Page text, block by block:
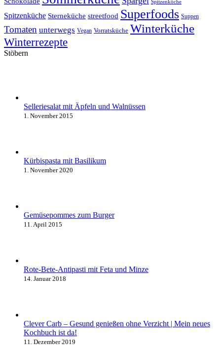
Spitzenköche
Spitzenküche Sterneküche streetfood Superfoods Suppen
Tomaten unterwegs Vegan Vorratsküche Winterküche
Winterrezepte
Stöbern
Selleriesalat mit Äpfeln und Walnüssen
1. November 2015
Kürbispasta mit Basilikum
1. November 2020
Gemüsepommes zum Burger
11. April 2015
Rote-Bete-Antipasti mit Feta und Minze
14. Januar 2018
Clever Carb – Gesund genießen ohne Verzicht | Mein neues
Kochbuch ist da!
11. Dezember 2019